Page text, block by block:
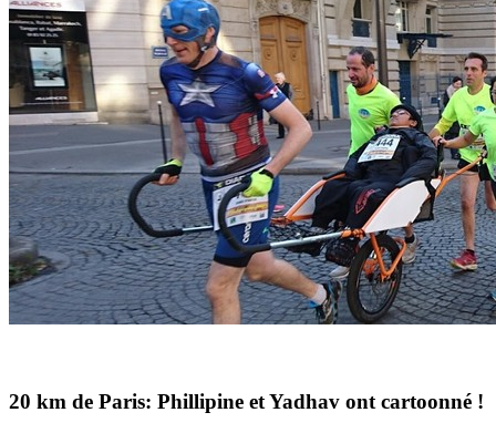
20 km de Paris: Phillipine et Yadhav ont cartoonné !